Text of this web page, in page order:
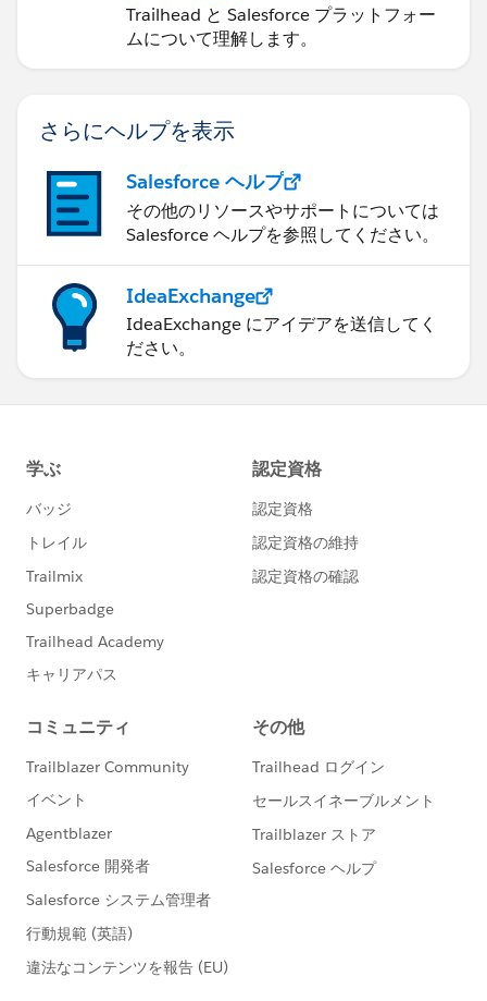
Trailhead と Salesforce プラットフォー
ムについて理解します。
さらにヘルプを表示
Salesforce ヘルプ
その他のリソースやサポートについては
Salesforce ヘルプを参照してください。
IdeaExchange
IdeaExchange にアイデアを送信してく
ださい。